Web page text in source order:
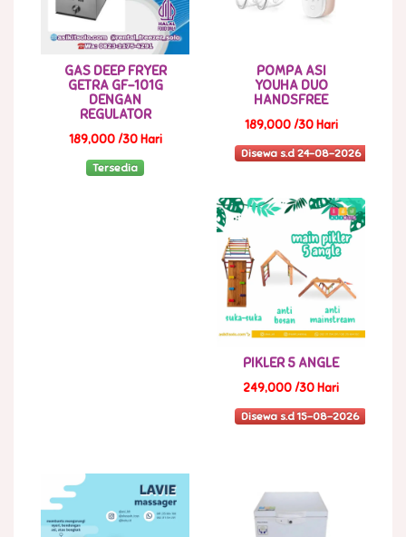
GAS DEEP FRYER
GETRA GF-101G
DENGAN
REGULATOR
189,000 /30 Hari
Tersedia
POMPA ASI
YOUHA DUO
HANDSFREE
189,000 /30 Hari
Disewa s.d 24-08-2026
PIKLER 5 ANGLE
249,000 /30 Hari
Disewa s.d 15-08-2026